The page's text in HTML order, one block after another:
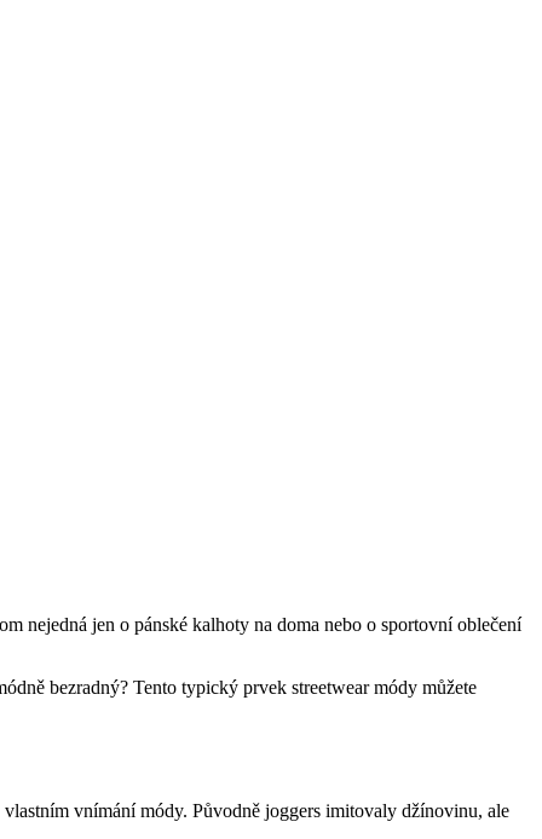
nejedná jen o pánské kalhoty na doma nebo o sportovní oblečení
bezradný? Tento typický prvek streetwear módy můžete
vnímání módy. Původně joggers imitovaly džínovinu, ale